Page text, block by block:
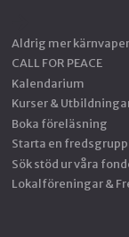
Aldrig mer
CALL FOR PEACE
Kalendarium
Kurser &
Boka föreläsning
Starta en fredsgrupp
Sök stöd ur våra
Lokalföreningar &